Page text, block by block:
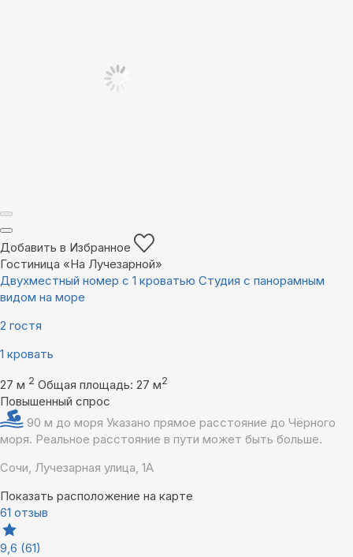
Добавить в Избранное
Гостиница «На Лучезарной»
Двухместный номер с 1 кроватью Студия с панорамным
видом на море
2 гостя
1 кровать
27 м 2 Общая площадь: 27 м2
Повышенный спрос
90 м до моря Указано прямое расстояние до Чёрного
моря. Реальное расстояние в пути может быть больше.
Сочи, Лучезарная улица, 1А
Показать расположение на карте
61 отзыв
9,6 (61)